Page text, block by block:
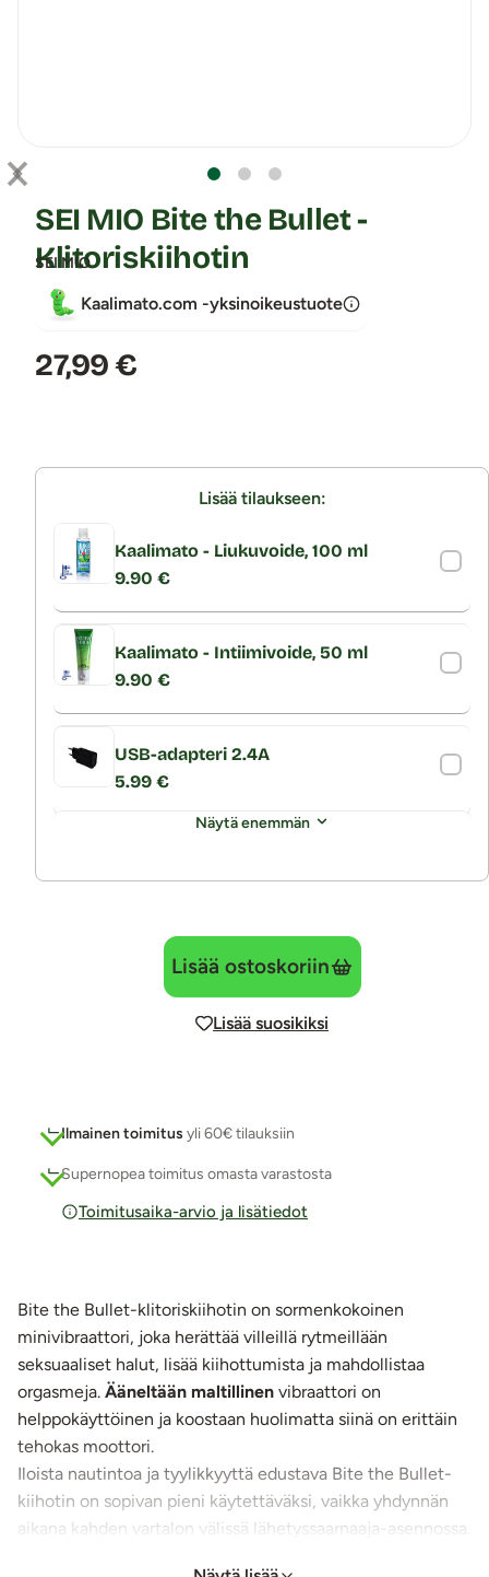
SEI MIO
SEI MIO Bite the Bullet -
Klitoriskiihotin
Kaalimato.com -yksinoikeustuote
Hinta:
27,99 €
Lisää tilaukseen:
Kaalimato - Liukuvoide, 100 ml
9.90 €
Kaalimato - Intiimivoide, 50 ml
9.90 €
USB-adapteri 2.4A
5.99 €
Näytä enemmän
Lisää ostoskoriin
Lisää suosikiksi
Ilmainen toimitus yli 60€ tilauksiin
Supernopea toimitus omasta varastosta
Toimitusaika-arvio ja lisätiedot
Bite the Bullet-klitoriskiihotin on sormenkokoinen
minivibraattori, joka herättää villeillä rytmeillään
seksuaaliset halut, lisää kiihottumista ja mahdollistaa
orgasmeja. Ääneltään maltillinen vibraattori on
helppokäyttöinen ja koostaan huolimatta siinä on erittäin
tehokas moottori.
Iloista nautintoa ja tyylikkyyttä edustava Bite the Bullet-
kiihotin on sopivan pieni käytettäväksi, vaikka yhdynnän
aikana kahden vartalon välissä lähetyssaarnaaja-asennossa.